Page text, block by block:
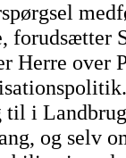
forudsætter
Herre over
til i
og selv